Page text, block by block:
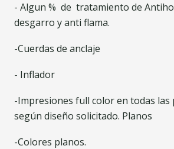
- Algun % de tratamiento de
desgarro y anti flama.
-Cuerdas de anclaje
- Inflador
-Impresiones full color en todas las
según diseño solicitado. Planos
-Colores planos.